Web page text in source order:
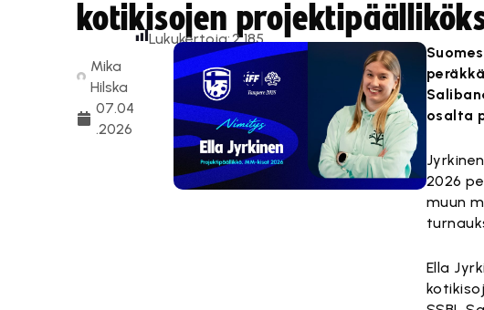
kotikisojen
Mika
Hilska
07.04
.2026
Lukukertoja:2 185
osalta
2026
muun
Ella